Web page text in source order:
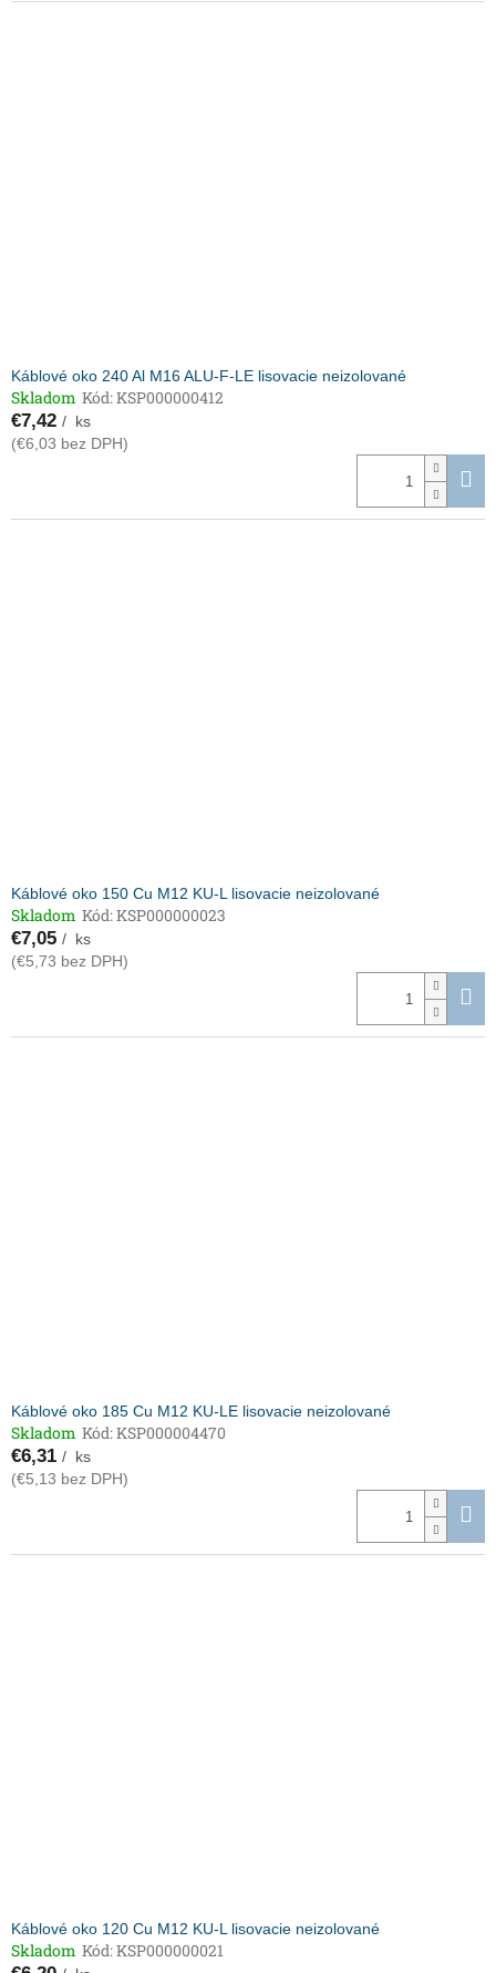
Káblové oko 240 Al M16 ALU-F-LE lisovacie neizolované
Skladom Kód:KSP000000412
€7,42 / ks
(€6,03 bez DPH)
Káblové oko 150 Cu M12 KU-L lisovacie neizolované
Skladom Kód:KSP000000023
€7,05 / ks
(€5,73 bez DPH)
Káblové oko 185 Cu M12 KU-LE lisovacie neizolované
Skladom Kód:KSP000004470
€6,31 / ks
(€5,13 bez DPH)
Káblové oko 120 Cu M12 KU-L lisovacie neizolované
Skladom Kód:KSP000000021